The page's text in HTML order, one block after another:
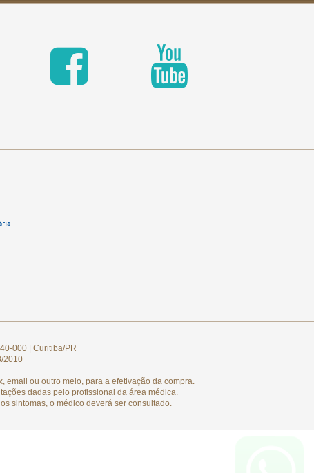
000 | Curitiba/PR
2010
email ou outro meio, para a efetivação da compra.
dadas pelo profissional da área médica.
sintomas, o médico deverá ser consultado.